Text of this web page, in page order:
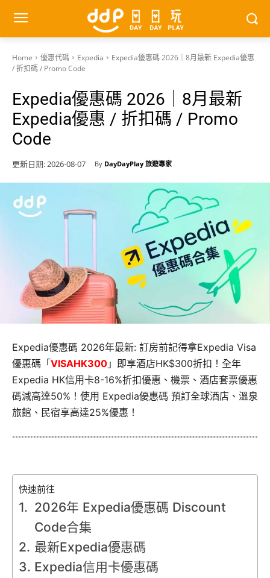
Home 優惠代碼 Expedia
Expedia優惠碼 2026｜8月最新 Expedia優惠
/ 折扣碼 / Promo Code
Expedia優惠碼 2026｜8月最新
Expedia優惠 / 折扣碼 / Promo
Code
更新日期:2026-08-07 By DayDayPlay 旅遊專家
Expedia優惠碼 2026年最新: 訂房前記得拿Expedia Visa
優惠碼「VISAHK300 」即享酒店HK$300折扣！全年
Expedia HK信用卡8-16%折扣優惠、機票、酒店套票優惠
碼減高達50%！使用 Expedia優惠碼 預訂全球酒店、溫泉
旅館、民宿享高達25%優惠！
快速前往
2026年 Expedia優惠碼 Discount
Code合集
最新Expedia優惠碼
Expedia信用卡優惠碼